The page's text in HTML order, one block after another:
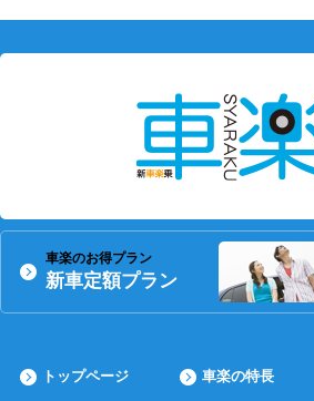
車楽のお得プラン
新車定額プラン
トップページ 車楽の特長